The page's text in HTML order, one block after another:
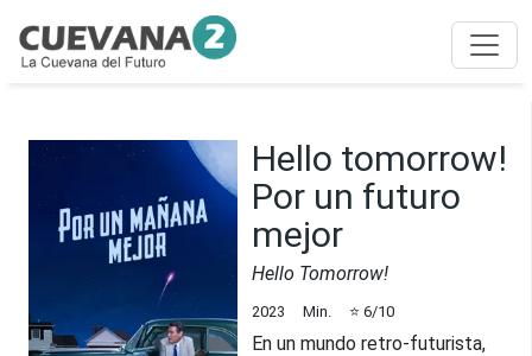
Hello tomorrow!
Por un futuro
mejor
Hello Tomorrow!
2023 Min. ⭐ 6/10
En un mundo retro-futurista,